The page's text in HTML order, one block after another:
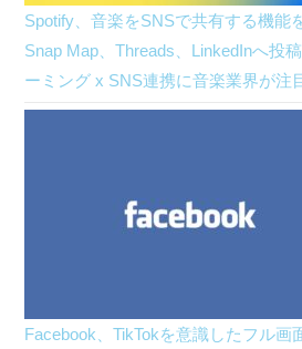
Spotify、音楽をSNSで共有する機能
Snap Map、Threads、LinkedInへ投
ーミング x SNS連携に音楽業界が注
Facebook、TikTokを意識したフル画